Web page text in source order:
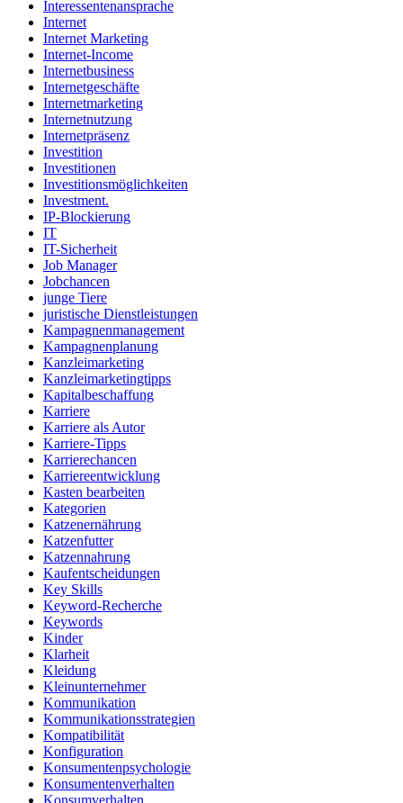
Interessentenansprache
Internet
Internet Marketing
Internet-Income
Internetbusiness
Internetgeschäfte
Internetmarketing
Internetnutzung
Internetpräsenz
Investition
Investitionen
Investitionsmöglichkeiten
Investment.
IP-Blockierung
IT
IT-Sicherheit
Job Manager
Jobchancen
junge Tiere
juristische Dienstleistungen
Kampagnenmanagement
Kampagnenplanung
Kanzleimarketing
Kanzleimarketingtipps
Kapitalbeschaffung
Karriere
Karriere als Autor
Karriere-Tipps
Karrierechancen
Karriereentwicklung
Kasten bearbeiten
Kategorien
Katzenernährung
Katzenfutter
Katzennahrung
Kaufentscheidungen
Key Skills
Keyword-Recherche
Keywords
Kinder
Klarheit
Kleidung
Kleinunternehmer
Kommunikation
Kommunikationsstrategien
Kompatibilität
Konfiguration
Konsumentenpsychologie
Konsumentenverhalten